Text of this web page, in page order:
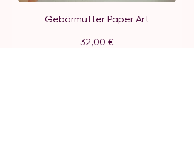
Gebärmutter Paper Art
Preis
32,00 €